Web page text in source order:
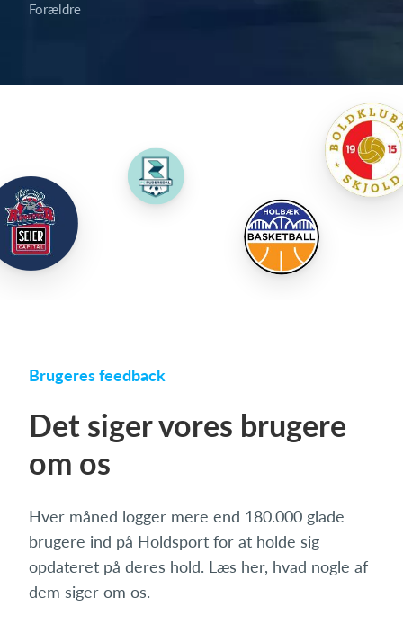
Forældre
Brugeres feedback
Det siger vores brugere
om os
Hver måned logger mere end 180.000 glade
brugere ind på Holdsport for at holde sig
opdateret på deres hold. Læs her, hvad nogle af
dem siger om os.